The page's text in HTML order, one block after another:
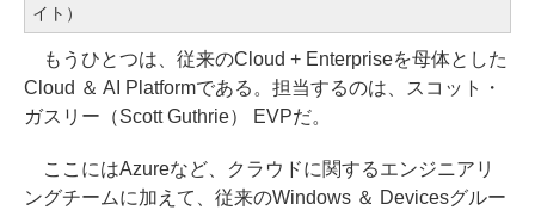
イト）
もうひとつは、従来のCloud + Enterpriseを母体とした
Cloud ＆ AI Platformである。担当するのは、スコット・
ガスリー（Scott Guthrie） EVPだ。
ここにはAzureなど、クラウドに関するエンジニアリ
ングチームに加えて、従来のWindows ＆ Devicesグルー